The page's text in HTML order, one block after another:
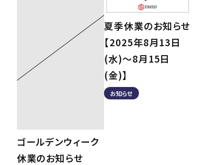
ゴールデンウィーク
休業のお知らせ
夏季休業のお知らせ
【2025年8月13日
(水)～8月15日
(金)】
お知らせ